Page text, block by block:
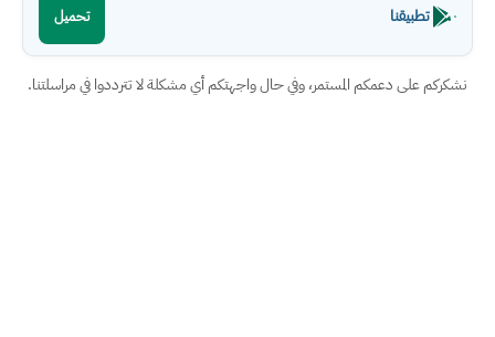
تطبيقنا تحميل
نشكركم على دعمكم المستمر، وفي حال واجهتكم أي مشكلة لا تترددوا في مراسلتنا.